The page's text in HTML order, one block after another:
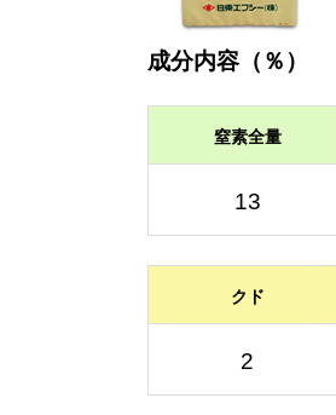
成分内容（％）
窒素全量
13
クド
2